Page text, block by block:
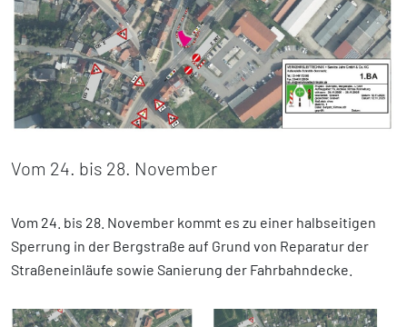
Vom 24. bis 28. November
Vom 24. bis 28. November kommt es zu einer halbseitigen
Sperrung in der Bergstraße auf Grund von Reparatur der
Straßeneinläufe sowie Sanierung der Fahrbahndecke.